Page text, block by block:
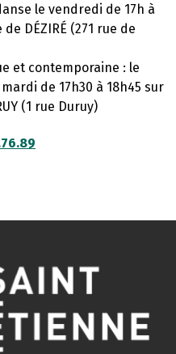
le vendredi de 17h à
DÉZIRÉ (271 rue de
et contemporaine : le
de 17h30 à 18h45 sur
(1 rue Duruy)